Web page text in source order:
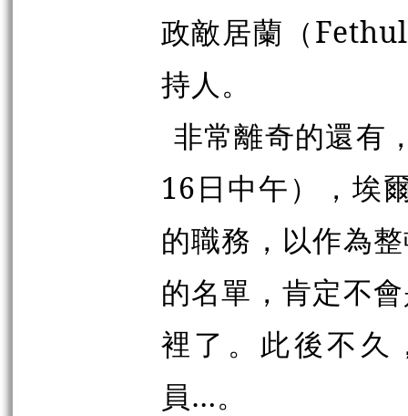
政敵居蘭（
持人。
非常離奇的還有
16日中午），埃
的職務，以作為
的名單，肯定不
裡了。此後不久
員…。